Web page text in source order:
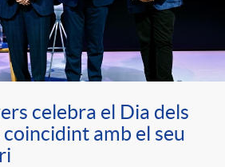
celebra el Dia dels
coincidint amb el seu